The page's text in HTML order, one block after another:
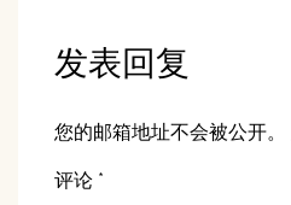
发表回复
您的邮箱地址不会被公开。
评论 *